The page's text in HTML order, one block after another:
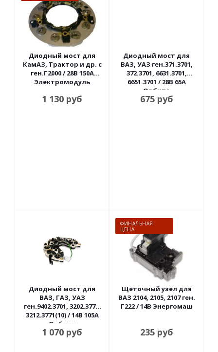
Диодный мост для
КамАЗ, Трактор и др. с
ген.Г2000 / 28В 150А
Электромодуль
1 130 руб
Диодный мост для
ВАЗ, УАЗ ген.371.3701,
372.3701, 6631.3701,
6651.3701 / 28В 65А
Орбита
675руб
Диодный мост для
ВАЗ, ГАЗ, УАЗ
ген.9402.3701, 3202.3771,
3212.3771(10) / 14В 105А
Орбита
1 070 руб
ФИНАЛЬНАЯ
ЦЕНА
Щеточный узел для
ВАЗ 2104, 2105, 2107 ген.
Г222 / 14В Энергомаш
235руб